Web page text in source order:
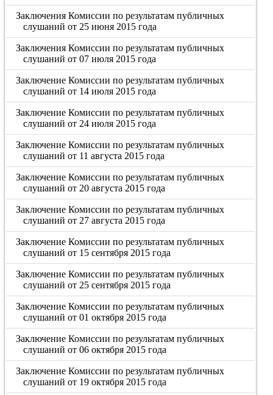
Заключения Комиссии по результатам публичных
слушаний от 25 июня 2015 года
Заключения Комиссии по результатам публичных
слушаний от 07 июля 2015 года
Заключение Комиссии по результатам публичных
слушаний от 14 июля 2015 года
Заключение Комиссии по результатам публичных
слушаний от 24 июля 2015 года
Заключение Комиссии по результатам публичных
слушаний от 11 августа 2015 года
Заключение Комиссии по результатам публичных
слушаний от 20 августа 2015 года
Заключение Комиссии по результатам публичных
слушаний от 27 августа 2015 года
Заключение Комиссии по результатам публичных
слушаний от 15 сентября 2015 года
Заключение Комиссии по результатам публичных
слушаний от 25 сентября 2015 года
Заключение Комиссии по результатам публичных
слушаний от 01 октября 2015 года
Заключение Комиссии по результатам публичных
слушаний от 06 октября 2015 года
Заключение Комиссии по результатам публичных
слушаний от 19 октября 2015 года